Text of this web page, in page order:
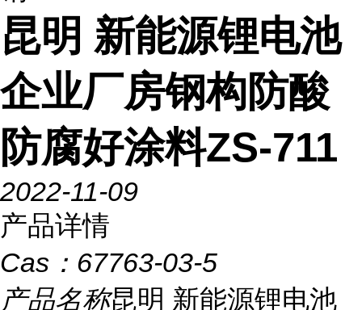
昆明 新能源锂电池
企业厂房钢构防酸
防腐好涂料ZS-711
2022-11-09
产品详情
Cas： 67763-03-5
产品名称昆明 新能源锂电池